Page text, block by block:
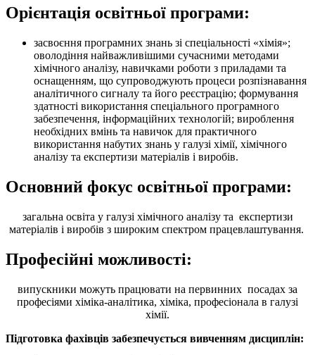
Орієнтація освітньої програми:
засвоєння програмних знань зі спеціальності «хімія»;
оволодіння найважливішими сучасними методами
хімічного аналізу, навичками роботи з приладами та
оснащенням, що супроводжують процеси розпізнавання
аналітичного сигналу та його реєстрацію; формування
здатності використання спеціального програмного
забезпечення, інформаційних технологій; вироблення
необхідних вмінь та навичок для практичного
використання набутих знань у галузі хімії, хімічного
аналізу та експертизи матеріалів і виробів.
Основний фокус освітньої програми:
загальна освіта у галузі хімічного аналізу та експертизи
матеріалів і виробів з широким спектром працевлаштування.
Професійні можливості:
випускники можуть працювати на первинних посадах за
професіями хіміка-аналітика, хіміка, професіонала в галузі
хімії.
Підготовка фахівців забезпечується вивченням дисциплін: